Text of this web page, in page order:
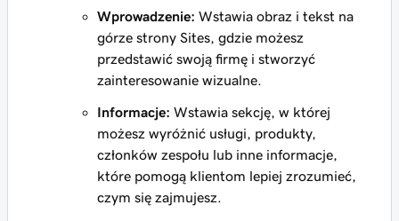
Wprowadzenie: Wstawia obraz i tekst na
górze strony Sites, gdzie możesz
przedstawić swoją firmę i stworzyć
zainteresowanie wizualne.
Informacje: Wstawia sekcję, w której
możesz wyróżnić usługi, produkty,
członków zespołu lub inne informacje,
które pomogą klientom lepiej zrozumieć,
czym się zajmujesz.